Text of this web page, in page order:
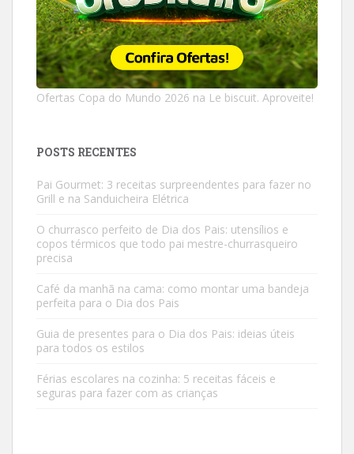
Ofertas Copa do Mundo 2026 na Le biscuit. Aproveite!
POSTS RECENTES
Pai Gourmet: 3 receitas surpreendentes para fazer no
Grill e na Sanduicheira Elétrica
O churrasco perfeito de Dia dos Pais: utensílios e
copos térmicos que todo pai mestre-churrasqueiro
precisa
Café da manhã na cama: como montar uma bandeja
perfeita para o Dia dos Pais
Guia de presentes para o Dia dos Pais: ideias úteis
para todos os estilos
Férias escolares na cozinha: 5 receitas fáceis e
seguras para fazer com as crianças